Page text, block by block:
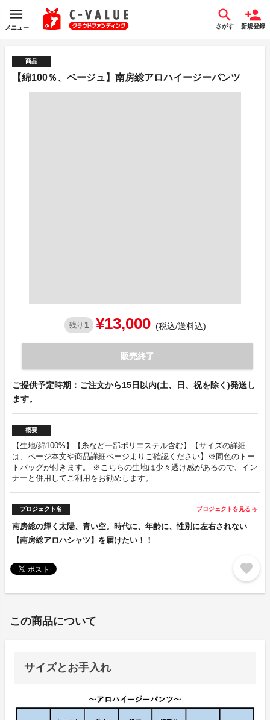
メニュー さがす 新規登録
商品
【綿100％、ベージュ】南房総アロハイージーパンツ
残り 1 ¥13,000 (税込/送料込)
販売終了
ご提供予定時期：ご注文から15日以内(土、日、祝を除く)発送し
ます。
概要
【生地/綿100%】【糸など一部ポリエステル含む】【サイズの詳細
は、ページ本文や商品詳細ページよりご確認ください】※同色のトー
トバッグが付きます。 ※こちらの生地は少々透け感があるので、イン
ナーと併用してご利用をお勧めします。
プロジェクト名 プロジェクトを見る arrow_forward
南房総の輝く太陽、青い空。時代に、年齢に、性別に左右されない
【南房総アロハシャツ】を届けたい！！
favorite
この商品について
サイズとお手入れ